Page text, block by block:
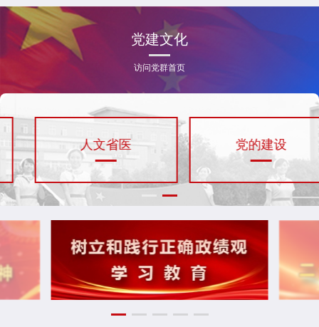
党建文化
访问党群首页
人文省医 党的建设